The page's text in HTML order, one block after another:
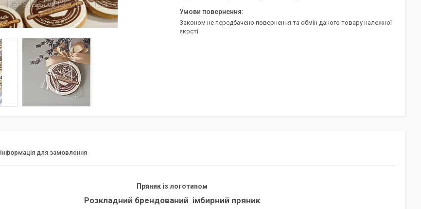
Законом не передбачено повернення та обмін даного товару належної
якості
Інформація для замовлення
Пряник із логотипом
Розкладний брендований імбирний пряник